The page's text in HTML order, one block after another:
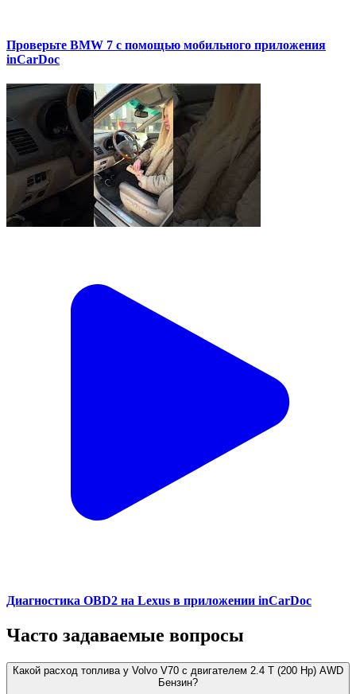
Проверьте BMW 7 с помощью мобильного приложения
inCarDoc
Диагностика OBD2 на Lexus в приложении inCarDoc
Часто задаваемые вопросы
Какой расход топлива у Volvo V70 с двигателем 2.4 T (200 Hp) AWD
Бензин?